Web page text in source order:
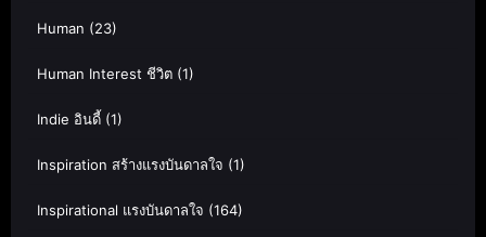
Human (23)
Human Interest ชีวิต (1)
Indie อินดี้ (1)
Inspiration สร้างแรงบันดาลใจ (1)
Inspirational แรงบันดาลใจ (164)